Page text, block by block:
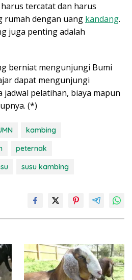
tercatat dan harus
rumah dengan uang kandang.
juga penting adalah
berniat mengunjungi Bumi
dapat mengunjungi
jadwal pelatihan, biaya mapun
(*)
kambing
peternak
susu kambing